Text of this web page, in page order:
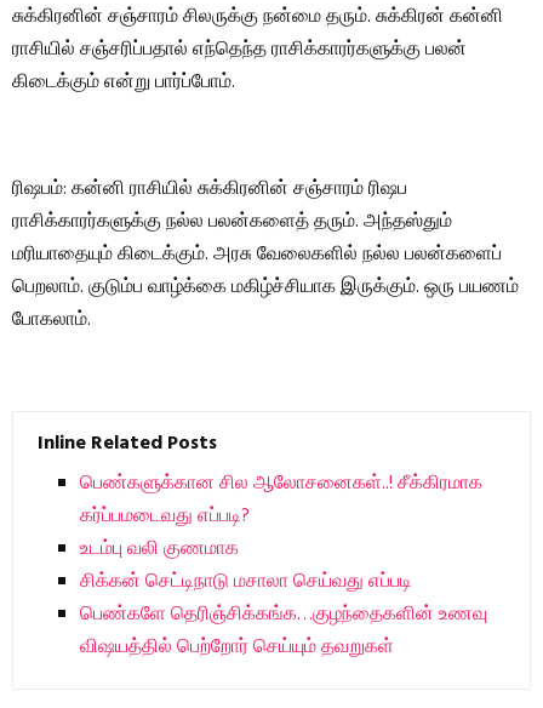
சுக்கிரனின் சஞ்சாரம் சிலருக்கு நன்மை தரும். சுக்கிரன் கன்னி
ராசியில் சஞ்சரிப்பதால் எந்தெந்த ராசிக்காரர்களுக்கு பலன்
கிடைக்கும் என்று பார்ப்போம்.
ரிஷபம்: கன்னி ராசியில் சுக்கிரனின் சஞ்சாரம் ரிஷப
ராசிக்காரர்களுக்கு நல்ல பலன்களைத் தரும். அந்தஸ்தும்
மரியாதையும் கிடைக்கும். அரசு வேலைகளில் நல்ல பலன்களைப்
பெறலாம். குடும்ப வாழ்க்கை மகிழ்ச்சியாக இருக்கும். ஒரு பயணம்
போகலாம்.
Inline Related Posts
பெண்களுக்கான சில ஆலோசனைகள்..! சீக்கிரமாக
கர்ப்பமடைவது எப்படி?
உடம்பு வலி குணமாக
சிக்கன் செட்டிநாடு மசாலா செய்வது எப்படி
பெண்களே தெரிஞ்சிக்கங்க…குழந்தைகளின் உணவு
விஷயத்தில் பெற்றோர் செய்யும் தவறுகள்